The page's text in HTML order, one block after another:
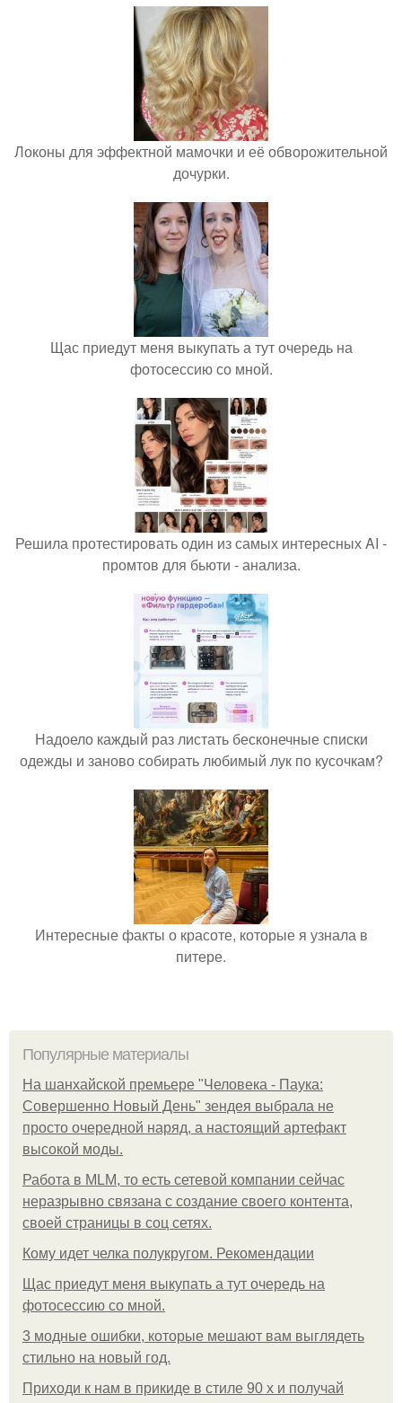
Локоны для эффектной мамочки и её обворожительной
дочурки.
Щас приедут меня выкупать а тут очередь на
фотосессию со мной.
Решила протестировать один из самых интересных AI -
промтов для бьюти - анализа.
Надоело каждый раз листать бесконечные списки
одежды и заново собирать любимый лук по кусочкам?
Интересные факты о красоте, которые я узнала в
питере.
Популярные материалы
На шанхайской премьере "Человека - Паука:
Совершенно Новый День" зендея выбрала не
просто очередной наряд, а настоящий артефакт
высокой моды.
Работа в MLM, то есть сетевой компании сейчас
неразрывно связана с создание своего контента,
своей страницы в соц сетях.
Кому идет челка полукругом. Рекомендации
Щас приедут меня выкупать а тут очередь на
фотосессию со мной.
3 модные ошибки, которые мешают вам выглядеть
стильно на новый год.
Приходи к нам в прикиде в стиле 90 х и получай